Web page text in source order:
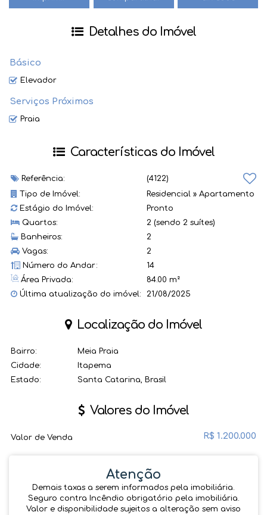
Detalhes do Imóvel
Básico
Elevador
Serviços Próximos
Praia
Características do Imóvel
Referência:
(4122)
Tipo de Imóvel:
Residencial » Apartamento
Estágio do Imóvel:
Pronto
Quartos:
2 (sendo 2 suítes)
Banheiros:
2
Vagas:
2
Número do Andar:
14
Área Privada:
84.00 m²
Última atualização do imóvel:
21/08/2025
Localização do Imóvel
Bairro:
Meia Praia
Cidade:
Itapema
Estado:
Santa Catarina, Brasil
Valores do Imóvel
R$ 1.200.000
Valor de Venda
Atenção
Demais taxas a serem informados pela imobiliária.
Seguro contra Incêndio obrigatório pela imobiliária.
Valor e disponibilidade sujeitos a alteração sem aviso